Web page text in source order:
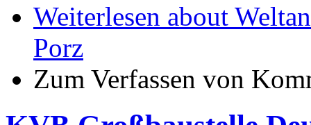
Weiterlesen about
Porz
Zum Verfassen von